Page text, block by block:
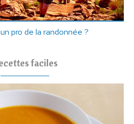
pro de la randonnée ?
faciles